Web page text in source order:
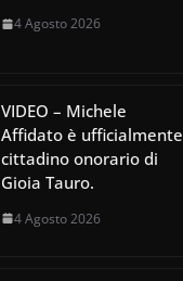
4 Agosto 2026
VIDEO – Michele
Affidato è ufficialmente
cittadino onorario di
Gioia Tauro.
4 Agosto 2026